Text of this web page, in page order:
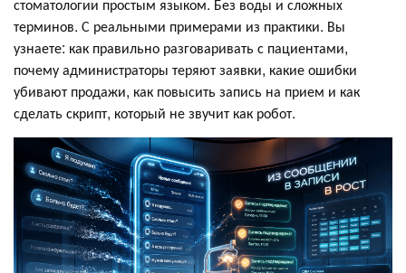
терминов. С реальными примерами из практики. Вы
узнаете: как правильно разговаривать с пациентами,
почему администраторы теряют заявки, какие ошибки
убивают продажи, как повысить запись на прием и как
сделать скрипт, который не звучит как робот.